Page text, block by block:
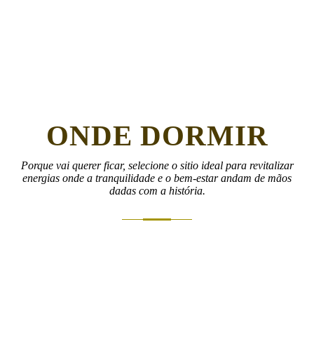
ONDE DORMIR
Porque vai querer ficar, selecione o sitio ideal para revitalizar
energias onde a tranquilidade e o bem-estar andam de mãos
dadas com a história.